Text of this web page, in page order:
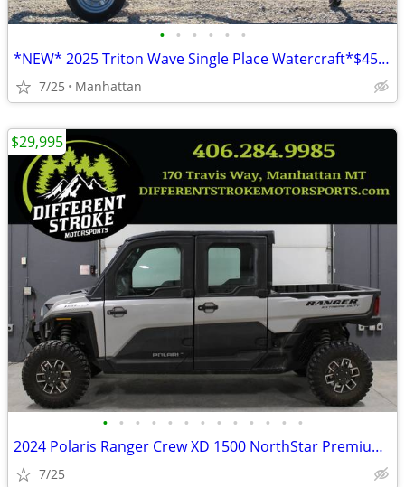
• • • • • •
*NEW* 2025 Triton Wave Single Place Watercraft*$45/Month OAC $0 Down*
7/25 Manhattan
• • • • • • • • • • • • •
2024 Polaris Ranger Crew XD 1500 NorthStar Premium *$571/Month OAC*
7/25
$29,995